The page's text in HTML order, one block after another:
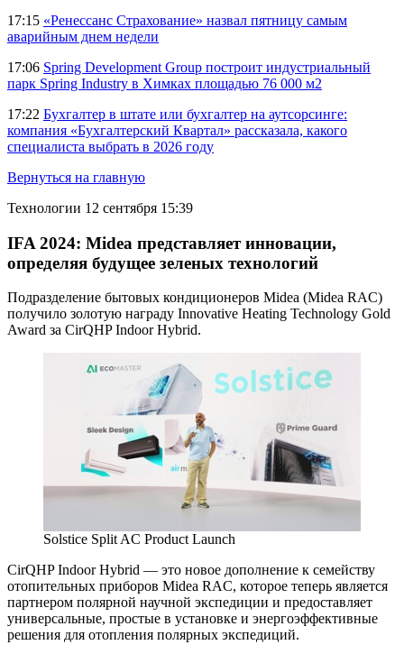
17:15 «Ренессанс Страхование» назвал пятницу самым
аварийным днем недели
17:06 Spring Development Group построит индустриальный
парк Spring Industry в Химках площадью 76 000 м2
17:22 Бухгалтер в штате или бухгалтер на аутсорсинге:
компания «Бухгалтерский Квартал» рассказала, какого
специалиста выбрать в 2026 году
Вернуться на главную
Технологии 12 сентября 15:39
IFA 2024: Midea представляет инновации,
определяя будущее зеленых технологий
Подразделение бытовых кондиционеров Midea (Midea RAC)
получило золотую награду Innovative Heating Technology Gold
Award за CirQHP Indoor Hybrid.
Solstice Split AC Product Launch
CirQHP Indoor Hybrid — это новое дополнение к семейству
отопительных приборов Midea RAC, которое теперь является
партнером полярной научной экспедиции и предоставляет
универсальные, простые в установке и энергоэффективные
решения для отопления полярных экспедиций.